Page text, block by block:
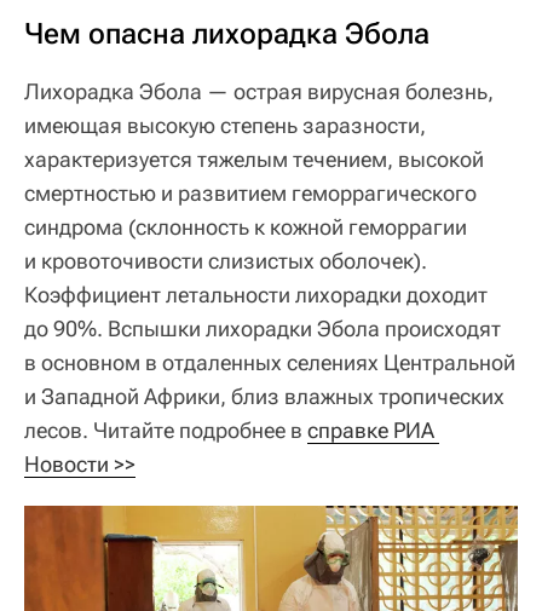
Чем опасна лихорадка Эбола
Лихорадка Эбола — острая вирусная болезнь,
имеющая высокую степень заразности,
характеризуется тяжелым течением, высокой
смертностью и развитием геморрагического
синдрома (склонность к кожной геморрагии
и кровоточивости слизистых оболочек).
Коэффициент летальности лихорадки доходит
до 90%. Вспышки лихорадки Эбола происходят
в основном в отдаленных селениях Центральной
и Западной Африки, близ влажных тропических
лесов. Читайте подробнее в справке РИА
Новости >>